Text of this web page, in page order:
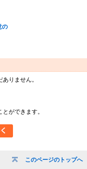
このページのトップへ
の
りません。
ができます。